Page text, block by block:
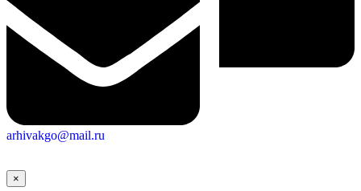
arhivakgo@mail.ru
×